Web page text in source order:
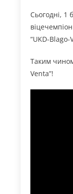
Сьогодні, 1
“UKD-Blago-
Таким
Venta”!